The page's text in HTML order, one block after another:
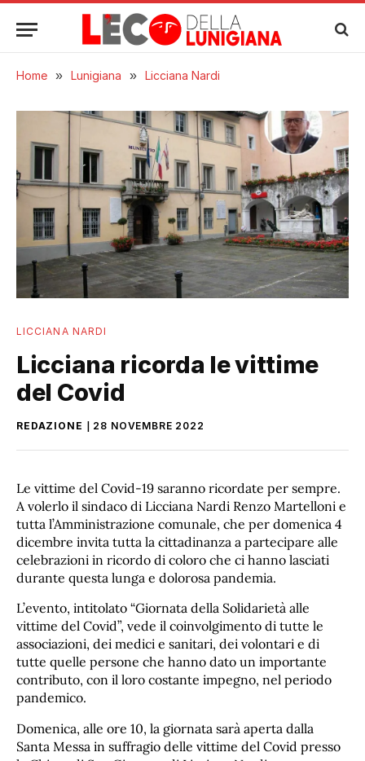
Home » Lunigiana » Licciana Nardi
LICCIANA NARDI
Licciana ricorda le vittime
del Covid
REDAZIONE 28 NOVEMBRE 2022
Le vittime del Covid-19 saranno ricordate per sempre.
A volerlo il sindaco di Licciana Nardi Renzo Martelloni e
tutta l’Amministrazione comunale, che per domenica 4
dicembre invita tutta la cittadinanza a partecipare alle
celebrazioni in ricordo di coloro che ci hanno lasciati
durante questa lunga e dolorosa pandemia.
L’evento, intitolato “Giornata della Solidarietà alle
vittime del Covid”, vede il coinvolgimento di tutte le
associazioni, dei medici e sanitari, dei volontari e di
tutte quelle persone che hanno dato un importante
contributo, con il loro costante impegno, nel periodo
pandemico.
Domenica, alle ore 10, la giornata sarà aperta dalla
Santa Messa in suffragio delle vittime del Covid presso